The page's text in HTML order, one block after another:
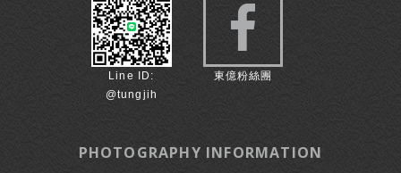
Line ID:
@tungjih
東億粉絲團
PHOTOGRAPHY INFORMATION